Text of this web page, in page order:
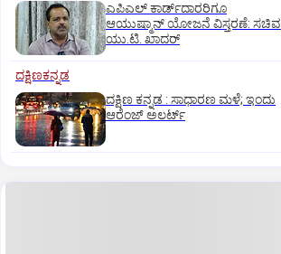
ಎಪಿಎಲ್‌ ಕಾರ್ಡ್‌ದಾರರಿಗೂ
ಆಯುಷ್ಮಾನ್‌ ಯೋಜನೆ ವಿಸ್ತರಣೆ: ಸಚಿವ
ಯು.ಟಿ. ಖಾದರ್
ದಕ್ಷಿಣಕನ್ನಡ
ದಕ್ಷಿಣ ಕನ್ನಡ : ಸಾಧಾರಣ ಮಳೆ; ಇಂದು
ಆರೆಂಜ್‌ ಅಲರ್ಟ್